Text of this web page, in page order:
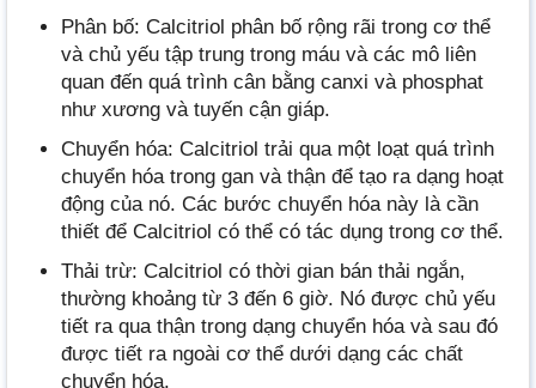
Phân bố: Calcitriol phân bố rộng rãi trong cơ thể
và chủ yếu tập trung trong máu và các mô liên
quan đến quá trình cân bằng canxi và phosphat
như xương và tuyến cận giáp.
Chuyển hóa: Calcitriol trải qua một loạt quá trình
chuyển hóa trong gan và thận để tạo ra dạng hoạt
động của nó. Các bước chuyển hóa này là cần
thiết để Calcitriol có thể có tác dụng trong cơ thể.
Thải trừ: Calcitriol có thời gian bán thải ngắn,
thường khoảng từ 3 đến 6 giờ. Nó được chủ yếu
tiết ra qua thận trong dạng chuyển hóa và sau đó
được tiết ra ngoài cơ thể dưới dạng các chất
chuyển hóa.